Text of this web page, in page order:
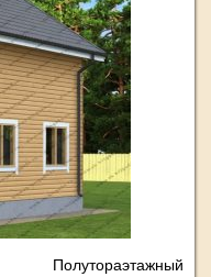
Полутораэтажный